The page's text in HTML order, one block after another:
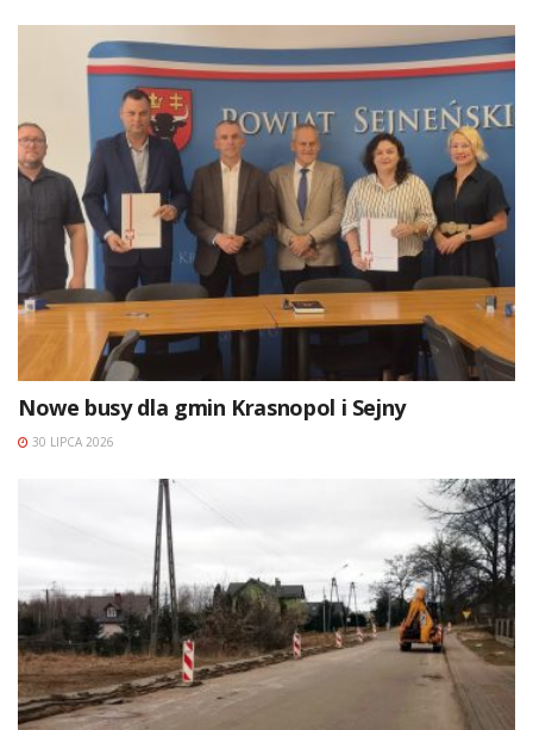
Nowe busy dla gmin Krasnopol i Sejny
30 LIPCA 2026